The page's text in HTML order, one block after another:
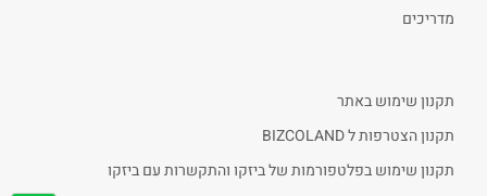
מדריכים
תקנון שימוש באתר
תקנון הצטרפות ל BIZCOLAND
תקנון שימוש בפלטפורמות של ביזקו והתקשרות עם ביזקו